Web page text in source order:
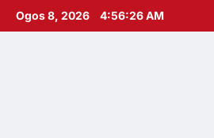
Skip
Ogos 8, 2026 4:56:27 AM